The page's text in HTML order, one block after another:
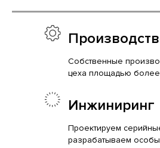
Собственные
цеха площадью
Инжиниринг
Проектируем
разрабатываем